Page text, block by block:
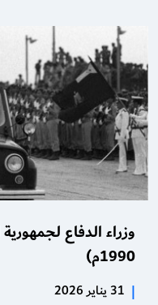
1990م)
| 31 يناير 2026